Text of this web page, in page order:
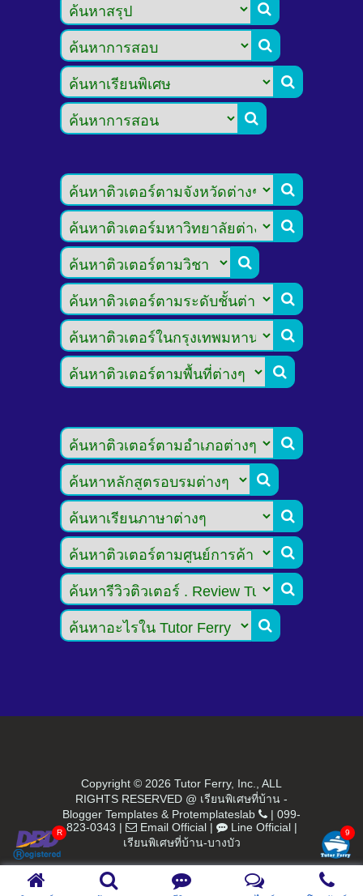
















Copyright © 2026 Tutor Ferry, Inc., ALL
RIGHTS RESERVED @ เรียนพิเศษที่บ้าน -
Blogger Templates & Protemplateslab | 099-
823-0343 | Email Official| Line Official|
เรียนพิเศษที่บ้าน-บางบัว